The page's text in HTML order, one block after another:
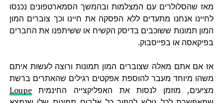
מאז שהסלולרים עם המצלמות ובהמשך הסמארטפונים נכנסו
לחיינו אנחנו מתעדים ללא הפסקה את חיינו וכך צוברים המון
המון תמונות ששוכבים בדיסק הקשיח או ששיתפנו את החברים
בפיקאסה או בפייסבוק.
אז אם אתם מאלה שצוברים המון תמונות ורוצה לעשות איתם
משהו מיוחד מעבר להוספת אפקטים רגילים שהאתרים ברשת
מציעים, מוזמן לנסות את האפליקצייה החינמיתLoupe